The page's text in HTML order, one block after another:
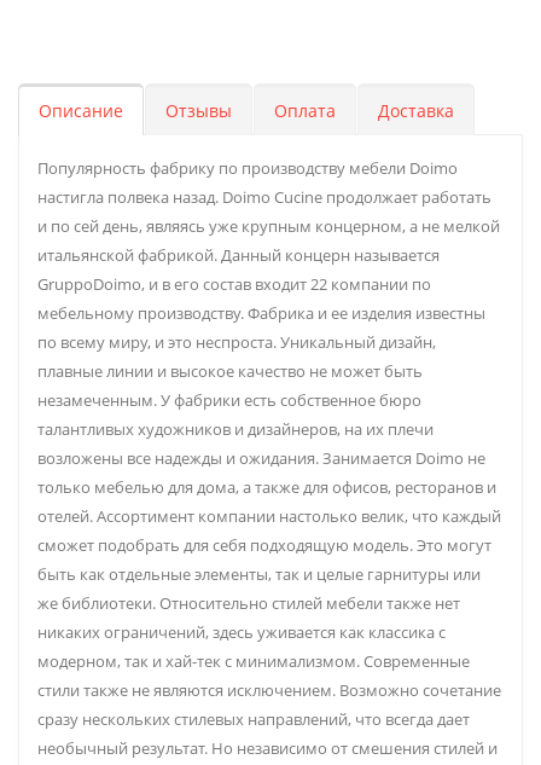
Описание Отзывы Оплата Доставка
Популярность фабрику по производству мебели Doimo
настигла полвека назад. Doimo Cucine продолжает работать
и по сей день, являясь уже крупным концерном, а не мелкой
итальянской фабрикой. Данный концерн называется
GruppoDoimo, и в его состав входит 22 компании по
мебельному производству. Фабрика и ее изделия известны
по всему миру, и это неспроста. Уникальный дизайн,
плавные линии и высокое качество не может быть
незамеченным. У фабрики есть собственное бюро
талантливых художников и дизайнеров, на их плечи
возложены все надежды и ожидания. Занимается Doimo не
только мебелью для дома, а также для офисов, ресторанов и
отелей. Ассортимент компании настолько велик, что каждый
сможет подобрать для себя подходящую модель. Это могут
быть как отдельные элементы, так и целые гарнитуры или
же библиотеки. Относительно стилей мебели также нет
никаких ограничений, здесь уживается как классика с
модерном, так и хай-тек с минимализмом. Современные
стили также не являются исключением. Возможно сочетание
сразу нескольких стилевых направлений, что всегда дает
необычный результат. Но независимо от смешения стилей и